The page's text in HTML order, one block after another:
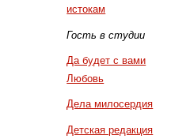
истокам
Гость в студии
Да будет с вами
Любовь
Дела милосердия
Детская редакция